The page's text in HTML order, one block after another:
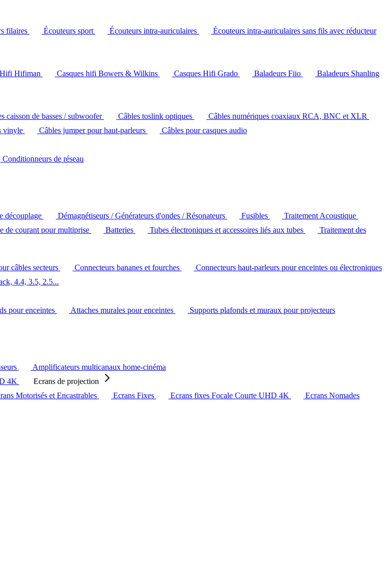
filaires Écouteurs sport Écouteurs intra-auriculaires
Écouteurs intra-auriculaires sans fils avec réducteur
Hifi Hifiman Casques hifi Bowers & Wilkins Casques Hifi Grado Baladeurs Fiio
Baladeurs Shanling
caisson de basses / subwoofer Câbles toslink optiques
Câbles numériques coaxiaux RCA, BNC et XLR
vinyle Câbles jumper pour haut-parleurs
Câbles pour casques audio
Conditionneurs de réseau
découplage Démagnétiseurs / Générateurs d'ondes / Résonateurs Fusibles
Traitement Acoustique
de courant pour multiprise Batteries Tubes électroniques et accessoires liés aux tubes
Traitement des
câbles secteurs Connecteurs bananes et fourches
Connecteurs haut-parleurs pour enceintes ou électroniques
4.4, 3.5, 2.5...
pour enceintes Attaches murales pour enceintes
Supports plafonds et muraux pour projecteurs
Amplificateurs multicanaux home-cinéma
4K
Ecrans de projection
Motorisés et Encastrables Ecrans Fixes Ecrans fixes Focale Courte UHD 4K
Ecrans Nomades